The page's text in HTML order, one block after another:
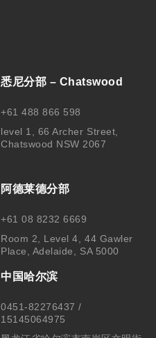
悉尼分部 – Chatswood
+61 488 866 598
level 1, 66 Archer Street,
Chatswood NSW 2067
阿德莱德分部
+61 08 8232 6669
Room 2, Level 4, 44 Gawler
Place, Adelaide, SA 5000
中国哈尔滨
0451-82276437 /
15145064975